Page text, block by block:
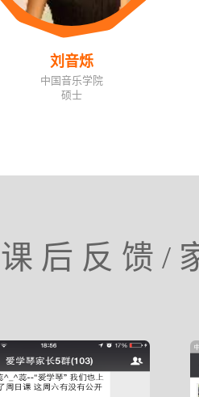
刘音烁
中国音乐学院
硕士
课后反馈/